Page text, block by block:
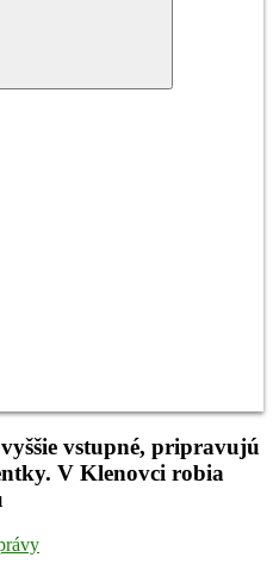
vstupné, pripravujú
V Klenovci robia